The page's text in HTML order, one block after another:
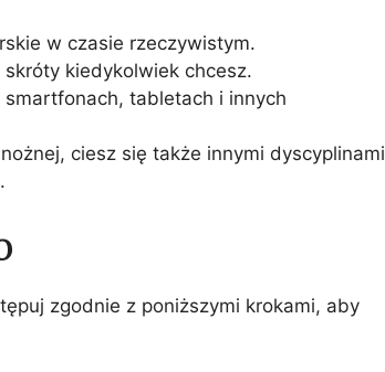
w czasie rzeczywistym.
kiedykolwiek chcesz.
smartfonach, tabletach i innych
nożnej, ciesz się także innymi dyscyplinami
zgodnie z poniższymi krokami, aby